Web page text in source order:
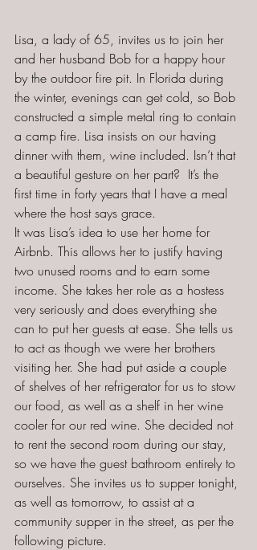
Lisa, a lady of 65, invites us to join her
and her husband Bob for a happy hour
by the outdoor fire pit. In Florida during
the winter, evenings can get cold, so Bob
constructed a simple metal ring to contain
a camp fire. Lisa insists on our having
dinner with them, wine included. Isn’t that
a beautiful gesture on her part?  It’s the
first time in forty years that I have a meal
where the host says grace.
It was Lisa’s idea to use her home for
Airbnb. This allows her to justify having
two unused rooms and to earn some
income. She takes her role as a hostess
very seriously and does everything she
can to put her guests at ease. She tells us
to act as though we were her brothers
visiting her. She had put aside a couple
of shelves of her refrigerator for us to stow
our food, as well as a shelf in her wine
cooler for our red wine. She decided not
to rent the second room during our stay,
so we have the guest bathroom entirely to
ourselves. She invites us to supper tonight,
as well as tomorrow, to assist at a
community supper in the street, as per the
following picture.